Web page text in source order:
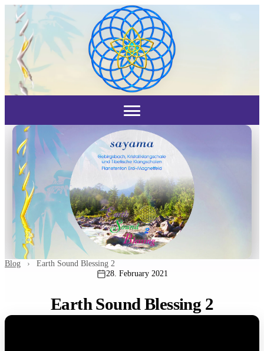
Blog › Earth Sound Blessing 2
28. February 2021
Earth Sound Blessing 2